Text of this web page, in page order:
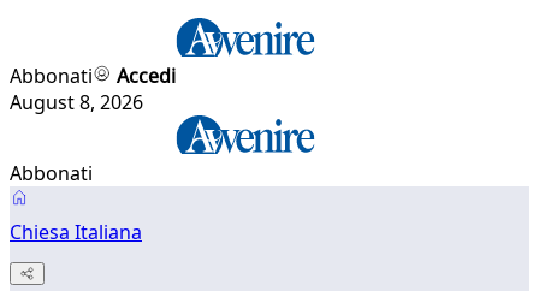
Abbonati
Accedi
August 8, 2026
Abbonati
Chiesa Italiana